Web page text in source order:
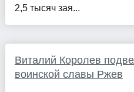
2,5 тысяч зая...
Виталий Королев
воинской славы Ржев